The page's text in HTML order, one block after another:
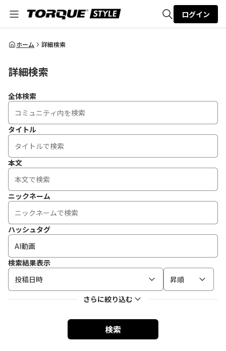
全体検索
ログイン
ホーム 詳細検索
詳細検索
全体検索
タイトル
本文
ニックネーム
ハッシュタグ
検索結果表示
投稿日時
昇順
さらに絞り込む
検索